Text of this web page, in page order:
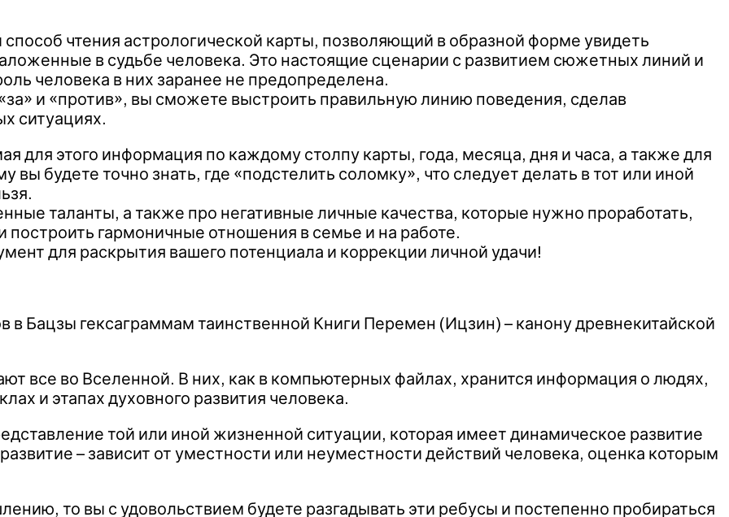
чтения астрологической карты, позволяющий в образной форме увидеть
в судьбе человека. Это настоящие сценарии с развитием сюжетных линий и
человека в них заранее не предопределена.
и «против», вы сможете выстроить правильную линию поведения, сделав
ситуациях.
для этого информация по каждому столпу карты, года, месяца, дня и часа, а также для
вы будете точно знать, где «подстелить соломку», что следует делать в тот или иной
таланты, а также про негативные личные качества, которые нужно проработать,
гармоничные отношения в семье и на работе.
для раскрытия вашего потенциала и коррекции личной удачи!
в Бацзы гексаграммам таинственной Книги Перемен (Ицзин) – канону древнекитайской
все во Вселенной. В них, как в компьютерных файлах, хранится информация о людях,
и этапах духовного развития человека.
той или иной жизненной ситуации, которая имеет динамическое развитие
– зависит от уместности или неуместности действий человека, оценка которым
то вы с удовольствием будете разгадывать эти ребусы и постепенно пробираться